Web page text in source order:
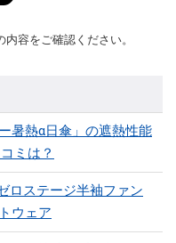
容をご確認ください。
暑熱α日傘」の遮熱性能
ミは？
ロステージ半袖ファン
ウェア